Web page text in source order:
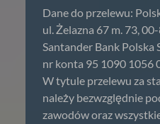
Dane do przelewu:
ul. Żelazna 67 m. 73,
Santander Bank Polska
nr konta 95 1090 1056
W tytule przelewu za
należy bezwzględnie
zawodów oraz